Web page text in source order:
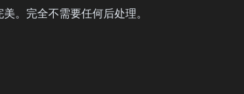
。完全不需要任何后处理。